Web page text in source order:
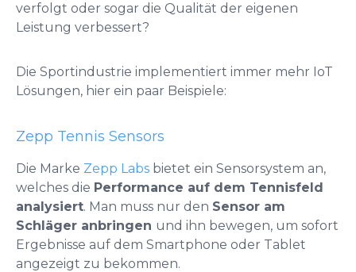
verfolgt oder sogar die Qualität der eigenen
Leistung verbessert?
Die Sportindustrie implementiert immer mehr IoT
Lösungen, hier ein paar Beispiele:
Zepp Tennis Sensors
Die Marke Zepp Labs bietet ein Sensorsystem an,
welches die Performance auf dem Tennisfeld
analysiert. Man muss nur den Sensor am
Schläger anbringen und ihn bewegen, um sofort
Ergebnisse auf dem Smartphone oder Tablet
angezeigt zu bekommen.